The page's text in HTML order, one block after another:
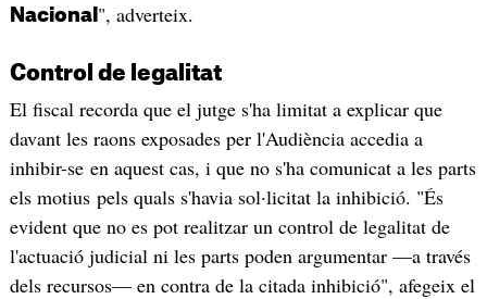
Nacional ", adverteix.
Control de legalitat
El fiscal recorda que el jutge s'ha limitat a explicar que
davant les raons exposades per l'Audiència accedia a
inhibir-se en aquest cas, i que no s'ha comunicat a les parts
els motius pels quals s'havia sol·licitat la inhibició. "És
evident que no es pot realitzar un control de legalitat de
l'actuació judicial ni les parts poden argumentar —a través
dels recursos— en contra de la citada inhibició", afegeix el